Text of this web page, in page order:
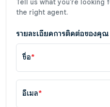
Tell us what you're looking
the right agent.
รายละเอียดการติดต่อของคุณ
ชื่อ*
อีเมล*